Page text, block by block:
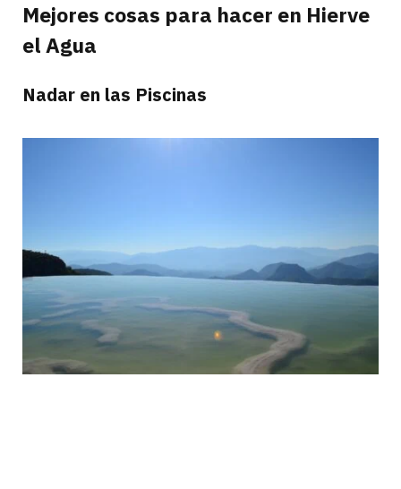
Mejores cosas para hacer en Hierve
el Agua
Nadar en las Piscinas